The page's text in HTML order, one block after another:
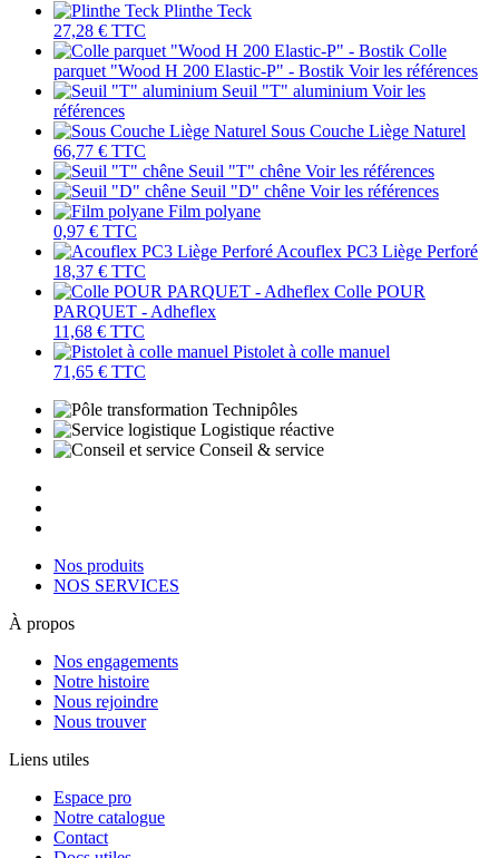
Plinthe Teck
27,28 € TTC
Colle
parquet "Wood H 200 Elastic-P" - Bostik Voir les références
Seuil "T" aluminium Voir les
références
Sous Couche Liège Naturel
66,77 € TTC
Seuil "T" chêne Voir les références
Seuil "D" chêne Voir les références
Film polyane
0,97 € TTC
Acouflex PC3 Liège Perforé
18,37 € TTC
Colle POUR
PARQUET - Adheflex
11,68 € TTC
Pistolet à colle manuel
71,65 € TTC
Technipôles
Logistique réactive
Conseil & service
Nos produits
NOS SERVICES
À propos
Nos engagements
Notre histoire
Nous rejoindre
Nous trouver
Liens utiles
Espace pro
Notre catalogue
Contact